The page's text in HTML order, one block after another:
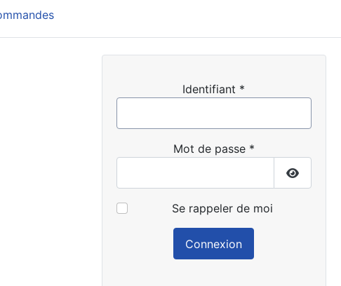
Identifiant *
Mot de passe*
Afficher
Se rappeler de moi
Connexion